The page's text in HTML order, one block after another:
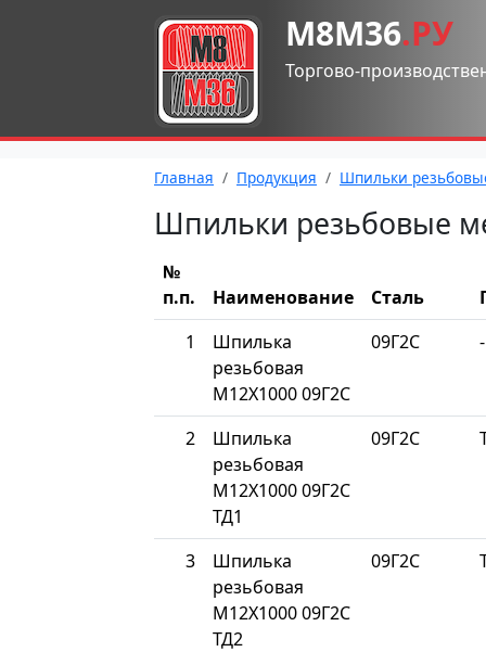
М8М36.РУ
Торгово-
Главная Продукция Шпильки
Шпильки резьбовые
№
п.п.
Наименование Сталь
1
Шпилька
резьбовая
М12Х1000 09Г2С
09Г2С -
2
Шпилька
резьбовая
М12Х1000 09Г2С
ТД1
09Г2С
3
Шпилька
резьбовая
М12Х1000 09Г2С
ТД2
09Г2С